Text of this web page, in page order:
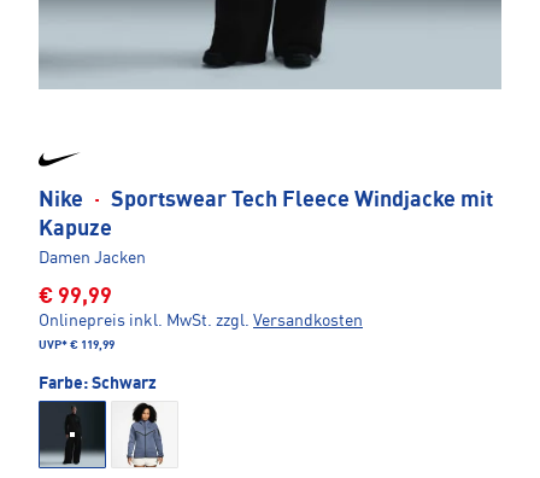
Nike · Sportswear Tech Fleece Windjacke mit
Kapuze
Damen Jacken
€ 99,99
Onlinepreis inkl. MwSt. zzgl. Versandkosten
UVP* € 119,99
Farbe: Schwarz